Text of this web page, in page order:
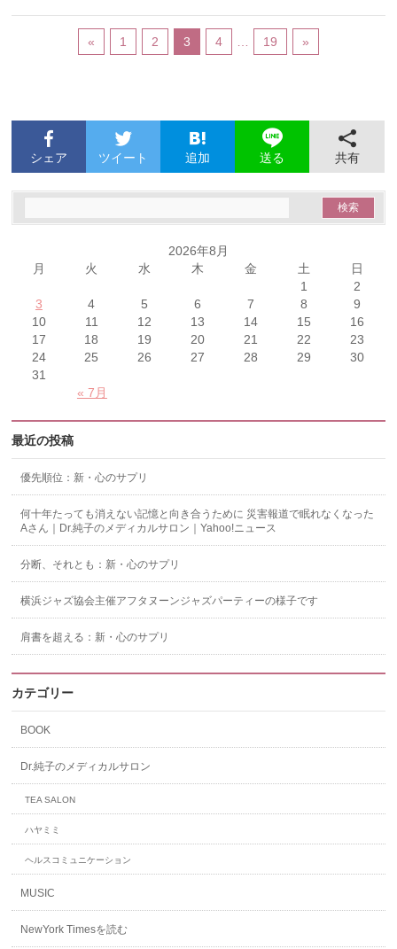
« 1 2 3 4 19 »
シェア ツイート 追加 送る 共有
2026年8月
月
火 水 木 金 土 日
« 7月
1
2
3
4 5 6 7 8
9
10
11 12 13 14 15
16
17
18 19 20 21 22
23
24
25 26 27 28 29
30
31
最近の投稿
優先順位：新・心のサプリ
何十年たっても消えない記憶と向き合うために 災害報道で眠れなくなった
Aさん｜Dr.純子のメディカルサロン｜Yahoo!ニュース
分断、それとも：新・心のサプリ
横浜ジャズ協会主催アフタヌーンジャズパーティーの様子です
肩書を超える：新・心のサプリ
カテゴリー
BOOK
Dr.純子のメディカルサロン
TEA SALON
ハヤミミ
ヘルスコミュニケーション
MUSIC
NewYork Timesを読む